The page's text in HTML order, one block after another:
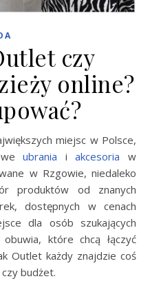
czy
online?
miejsc w Polsce,
ubrania iakcesoria w
w Rzgowie, niedaleko
produktów od znanych
dostępnych w cenach
dla osób szukających
które chcą łączyć
Outlet każdy znajdzie coś
budżet.